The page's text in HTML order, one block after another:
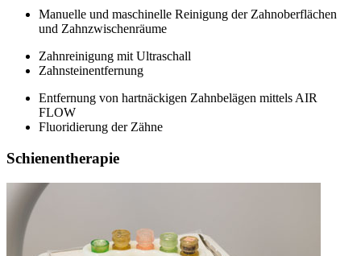
Manuelle und maschinelle Reinigung der Zahnoberflächen
und Zahnzwischenräume
Zahnreinigung mit Ultraschall
Zahnsteinentfernung
Entfernung von hartnäckigen Zahnbelägen mittels AIR
FLOW
Fluoridierung der Zähne
Schienentherapie